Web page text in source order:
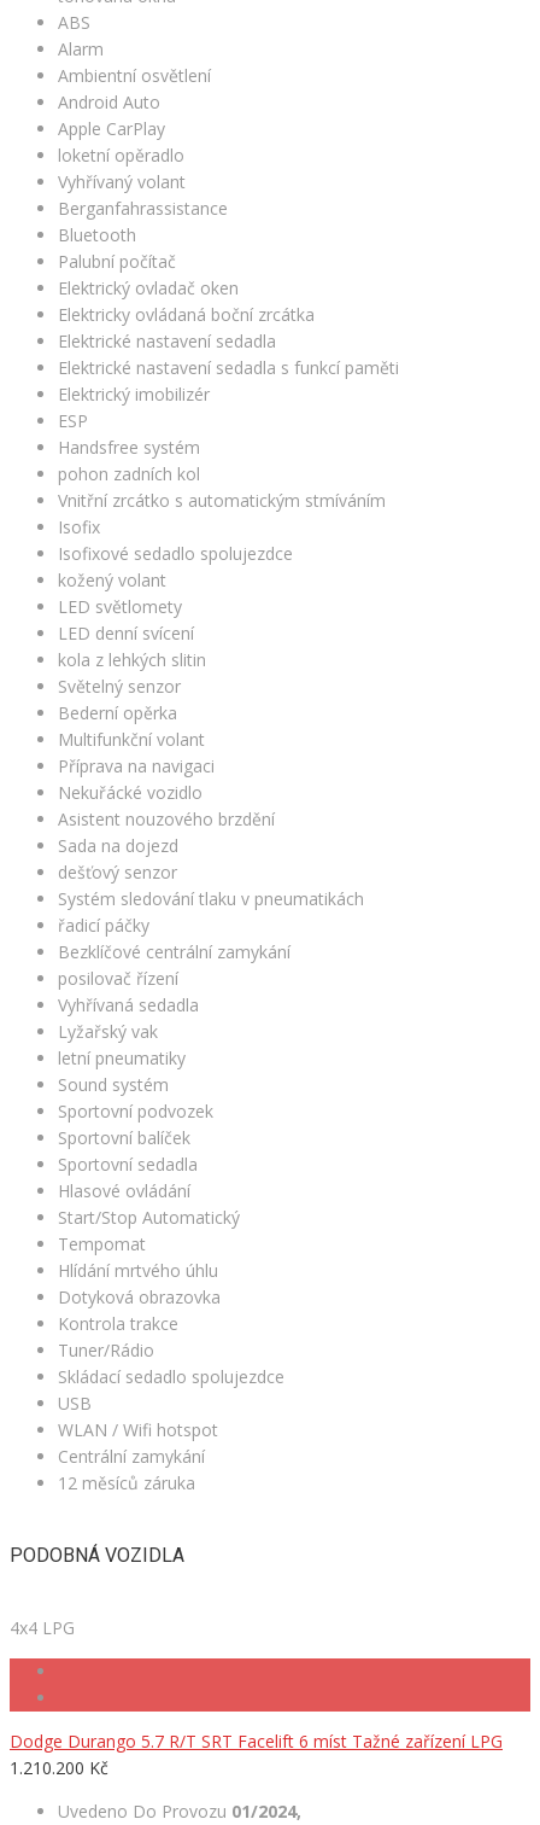
ABS
Alarm
Ambientní osvětlení
Android Auto
Apple CarPlay
loketní opěradlo
Vyhřívaný volant
Berganfahrassistance
Bluetooth
Palubní počítač
Elektrický ovladač oken
Elektricky ovládaná boční zrcátka
Elektrické nastavení sedadla
Elektrické nastavení sedadla s funkcí paměti
Elektrický imobilizér
ESP
Handsfree systém
pohon zadních kol
Vnitřní zrcátko s automatickým stmíváním
Isofix
Isofixové sedadlo spolujezdce
kožený volant
LED světlomety
LED denní svícení
kola z lehkých slitin
Světelný senzor
Bederní opěrka
Multifunkční volant
Příprava na navigaci
Nekuřácké vozidlo
Asistent nouzového brzdění
Sada na dojezd
dešťový senzor
Systém sledování tlaku v pneumatikách
řadicí páčky
Bezklíčové centrální zamykání
posilovač řízení
Vyhřívaná sedadla
Lyžařský vak
letní pneumatiky
Sound systém
Sportovní podvozek
Sportovní balíček
Sportovní sedadla
Hlasové ovládání
Start/Stop Automatický
Tempomat
Hlídání mrtvého úhlu
Dotyková obrazovka
Kontrola trakce
Tuner/Rádio
Skládací sedadlo spolujezdce
USB
WLAN / Wifi hotspot
Centrální zamykání
12 měsíců záruka
PODOBNÁ VOZIDLA
4x4 LPG
Dodge Durango 5.7 R/T SRT Facelift 6 míst Tažné zařízení LPG
1.210.200 Kč
Uvedeno Do Provozu 01/2024,